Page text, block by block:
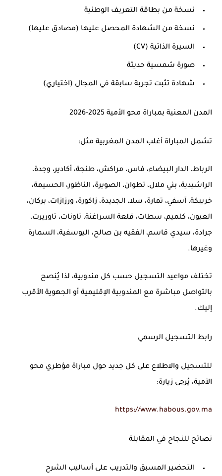
نسخة من بطاقة التعريف الوطنية
نسخة من الشهادة المحصل عليها (مصادق عليها)
السيرة الذاتية (CV)
صورة شمسية حديثة
شهادة تثبت تجربة سابقة في المجال (اختياري)
المدن المعنية بمباراة محو الأمية 2025-2026
تشمل المباراة أغلب المدن المغربية مثل:
الرباط، الدار البيضاء، فاس، مراكش، طنجة، أكادير، وجدة،
الراشيدية، بني ملال، تطوان، الصويرة، الناظور، الحسيمة،
خريبكة، آسفي، تمارة، سلا، الجديدة، زاكورة، ورزازات، بركان،
العيون، كلميم، سطات، قلعة السراغنة، تاونات، تاوريرت،
جرادة، سيدي قاسم، الفقيه بن صالح، اليوسفية، السمارة
وغيرها.
تختلف مواعيد التسجيل حسب كل مندوبية، لذا يُنصح
بالتواصل مباشرة مع المندوبية الإقليمية أو الجهوية الأقرب
إليك.
رابط التسجيل الرسمي
للتسجيل والاطلاع على كل جديد حول مباراة مؤطري محو
الأمية، يُرجى زيارة:
https://www.habous.gov.ma
نصائح للنجاح في المقابلة
التحضير المسبق والتدريب على أساليب الشرح